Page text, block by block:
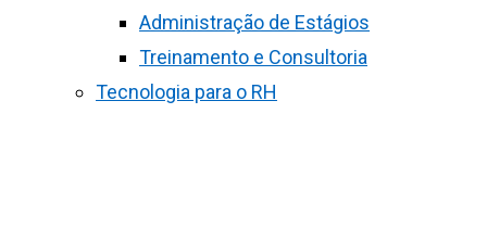
Administração de Estágios
Treinamento e Consultoria
Tecnologia para o RH